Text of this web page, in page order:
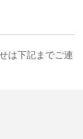
は下記までご連